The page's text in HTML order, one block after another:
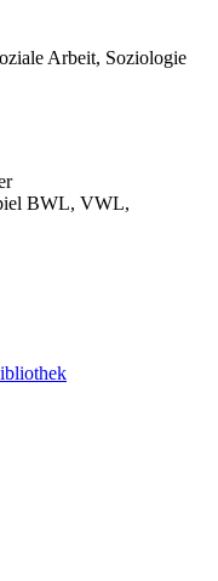
Arbeit, Soziologie
BWL, VWL,